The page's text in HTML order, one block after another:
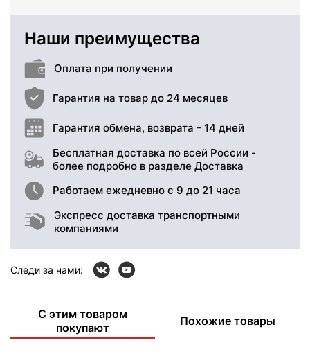
Наши преимущества
Оплата при получении
Гарантия на товар до 24 месяцев
Гарантия обмена, возврата - 14 дней
Бесплатная доставка по всей России -
более подробно в разделе Доставка
Работаем ежедневно с 9 до 21 часа
Экспресс доставка транспортными
компаниями
Следи за нами:
С этим товаром
покупают
Похожие товары